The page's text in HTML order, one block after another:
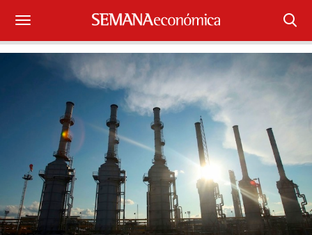
Suscríbase
Iniciar sesión
Portada
¿Qué está pasando?
Sectores y Empresas
Management